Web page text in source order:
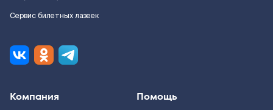
Сервис билетных лазеек
Компания Помощь